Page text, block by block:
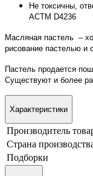
Не токсичны,
АСТМ D4236
Масляная пастель –
рисование пастелью и
Пастель продается
Существуют и более
Характеристики
Производитель
Страна
Подборки